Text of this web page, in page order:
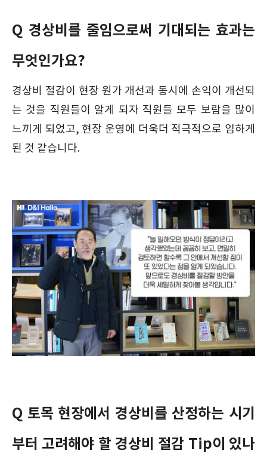
Q 경상비를 줄임으로써 기대되는 효과는
무엇인가요?
경상비 절감이 현장 원가 개선과 동시에 손익이 개선되
는 것을 직원들이 알게 되자 직원들 모두 보람을 많이
느끼게 되었고, 현장 운영에 더욱더 적극적으로 임하게
된 것 같습니다.
Q 토목 현장에서 경상비를 산정하는 시기
부터 고려해야 할 경상비 절감 Tip이 있나